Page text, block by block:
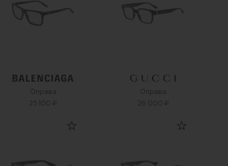
Оправа
25 100 ₽
Оправа
26 000 ₽